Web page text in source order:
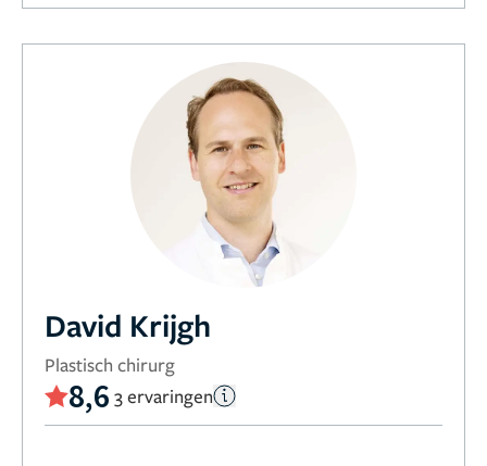
David Krijgh
Plastisch chirurg
8,6 3 ervaringen